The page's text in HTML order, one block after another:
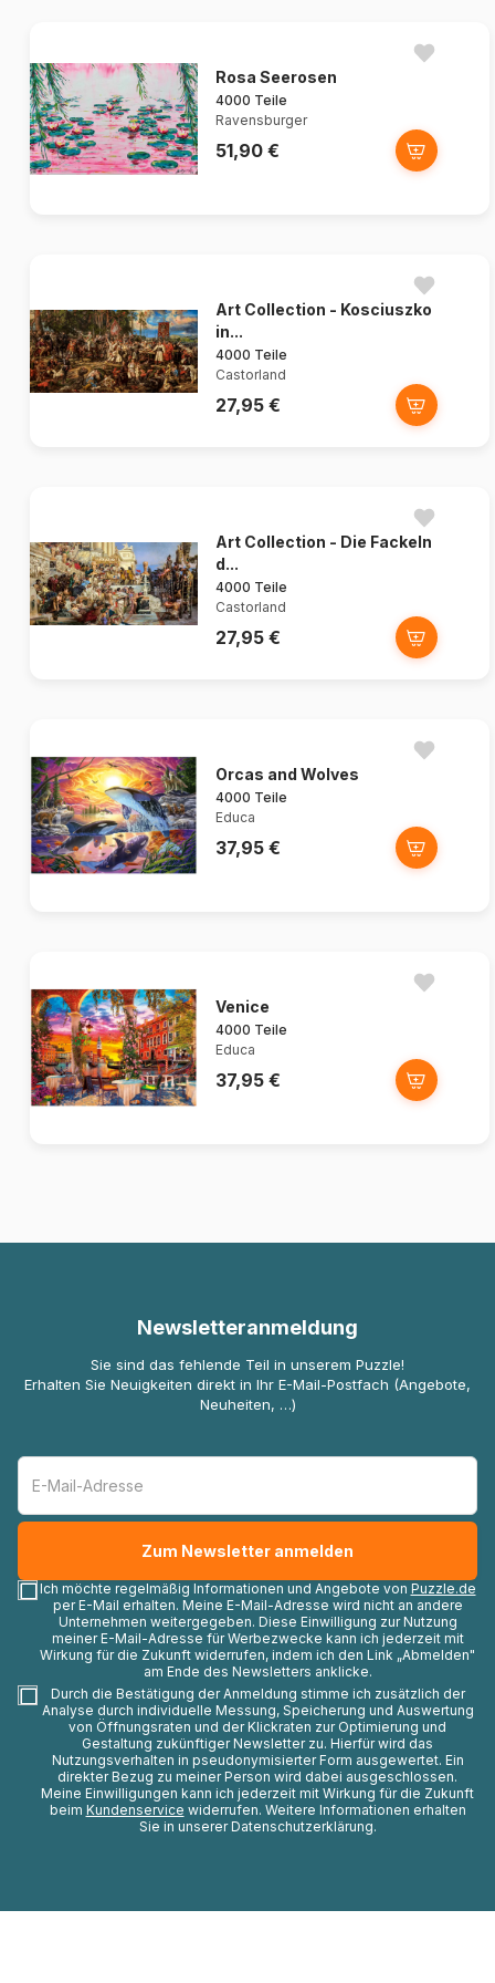
Rosa Seerosen
4000 Teile
Ravensburger
51,90 €
Art Collection - Kosciuszko
in...
4000 Teile
Castorland
27,95 €
Art Collection - Die Fackeln
d...
4000 Teile
Castorland
27,95 €
Orcas and Wolves
4000 Teile
Educa
37,95 €
Venice
4000 Teile
Educa
37,95 €
Newsletteranmeldung
Sie sind das fehlende Teil in unserem Puzzle!
Erhalten Sie Neuigkeiten direkt in Ihr E-Mail-Postfach (Angebote,
Neuheiten, …)
Ich möchte regelmäßig Informationen und Angebote von Puzzle.de
per E-Mail erhalten. Meine E-Mail-Adresse wird nicht an andere
Unternehmen weitergegeben. Diese Einwilligung zur Nutzung
meiner E-Mail-Adresse für Werbezwecke kann ich jederzeit mit
Wirkung für die Zukunft widerrufen, indem ich den Link „Abmelden"
am Ende des Newsletters anklicke.
Durch die Bestätigung der Anmeldung stimme ich zusätzlich der
Analyse durch individuelle Messung, Speicherung und Auswertung
von Öffnungsraten und der Klickraten zur Optimierung und
Gestaltung zukünftiger Newsletter zu. Hierfür wird das
Nutzungsverhalten in pseudonymisierter Form ausgewertet. Ein
direkter Bezug zu meiner Person wird dabei ausgeschlossen.
Meine Einwilligungen kann ich jederzeit mit Wirkung für die Zukunft
beim Kundenservice widerrufen. Weitere Informationen erhalten
Sie in unserer Datenschutzerklärung.